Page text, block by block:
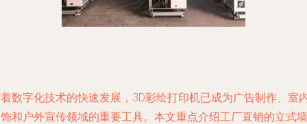
数字化技术的快速发展，3D彩绘打印机已成为广告制作、室
和户外宣传领域的重要工具。本文重点介绍工厂直销的立式墙